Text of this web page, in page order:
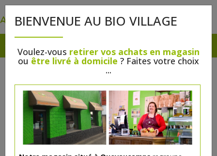
BIENVENUE AU BIO VILLAGE
Voulez-vous retirer vos achats en magasin
ou être livré à domicile ? Faites votre choix
...